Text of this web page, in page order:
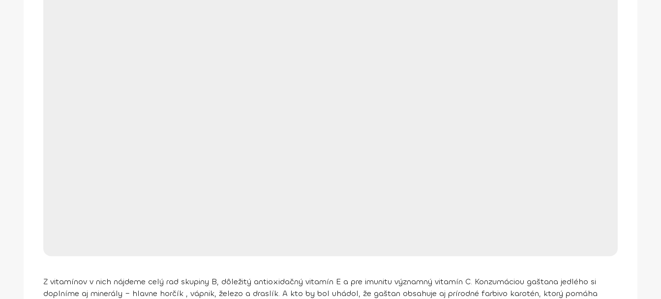
Z vitamínov v nich nájdeme celý rad skupiny B, dôležitý antioxidačný vitamín E a pre imunitu významný vitamín C. Konzumáciou gaštana jedlého si
doplníme aj minerály – hlavne horčík , vápnik, železo a draslík. A kto by bol uhádol, že gaštan obsahuje aj prírodné farbivo karotén, ktorý pomáha